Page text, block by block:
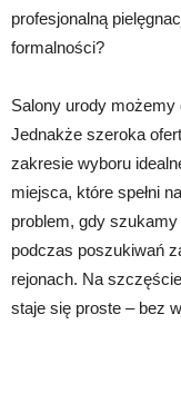
profesjonalną
formalności?
Salony urody
Jednakże szeroka
zakresie wyboru
miejsca, które spełni
problem, gdy
podczas poszukiwań
rejonach. Na
staje się proste – bez